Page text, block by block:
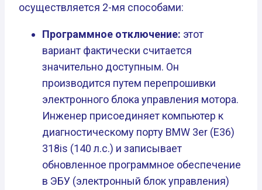
осуществляется 2-мя способами:
Программное отключение: этот
вариант фактически считается
значительно доступным. Он
производится путем перепрошивки
электронного блока управления мотора.
Инженер присоединяет компьютер к
диагностическому порту BMW 3er (E36)
318is (140 л.с.) и записывает
обновленное программное обеспечение
в ЭБУ (электронный блок управления)